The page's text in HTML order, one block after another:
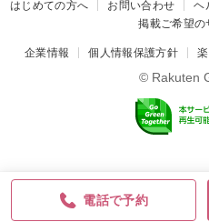
電話で予約
はじめての方へ お問い合わせ ヘ
掲載ご希望の
企業情報 個人情報保護方針
© Rakuten